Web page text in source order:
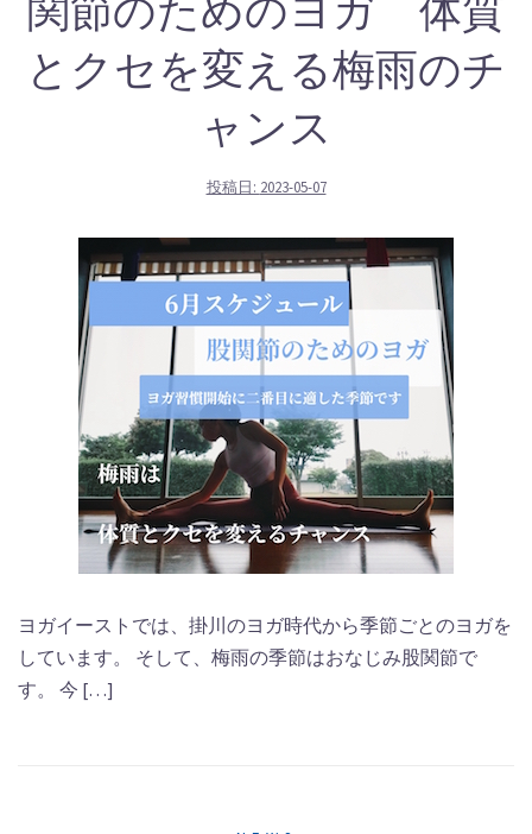
関節のためのヨガ 体質
とクセを変える梅雨のチ
ャンス
投稿日: 2023-05-07
ヨガイーストでは、掛川のヨガ時代から季節ごとのヨガを
しています。 そして、梅雨の季節はおなじみ股関節で
す。 今 […]